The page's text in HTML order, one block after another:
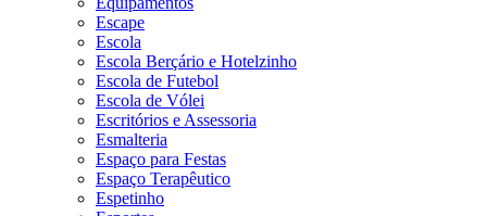
Escape
Escola
Escola Berçário e Hotelzinho
Escola de Futebol
Escola de Vólei
Escritórios e Assessoria
Esmalteria
Espaço para Festas
Espaço Terapêutico
Espetinho